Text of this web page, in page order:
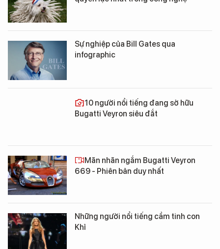
Sự nghiệp của Bill Gates qua
infographic
10 người nổi tiếng đang sở hữu
Bugatti Veyron siêu đắt
Mãn nhãn ngắm Bugatti Veyron
669 - Phiên bản duy nhất
Những người nổi tiếng cầm tinh con
Khỉ